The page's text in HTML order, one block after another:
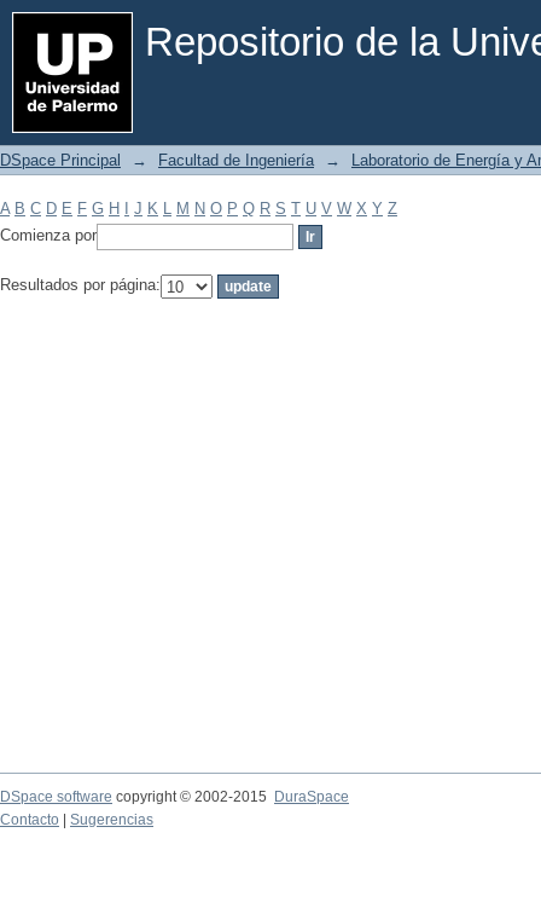
Repositorio de la
Filtrar por: Materia
DSpace Principal → Facultad de Ingeniería → Laboratorio de Energía y
A B C D E F G H J K L M N O P Q R S T U V W X Y Z
Comienza por
Resultados por página:
DSpace software copyright © 2002-2015
DuraSpace
Contacto
Sugerencias